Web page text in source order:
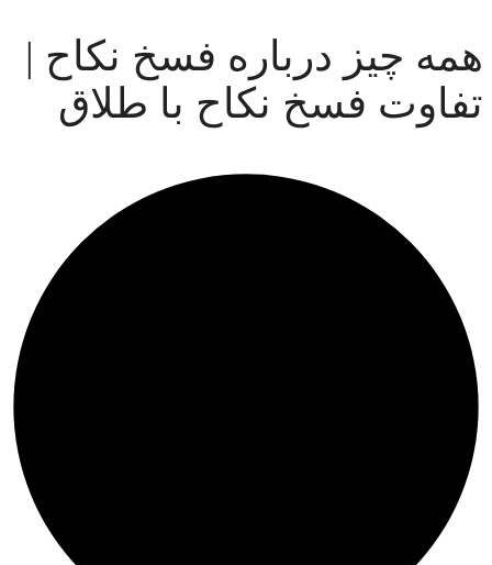
همه چیز درباره فسخ نکاح |
تفاوت فسخ نکاح با طلاق